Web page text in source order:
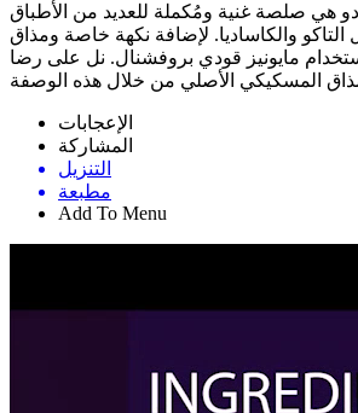
هي صلصة غنية ومُكملة للعديد من الأطباق
التاكو والكاساديا. لإضافة نكهة خاصة ومذاق
مايونيز قودي بروفشنال. نل على رضا
الإعجابات
المشاركة
التنزيل
مطبعة
Add To Menu